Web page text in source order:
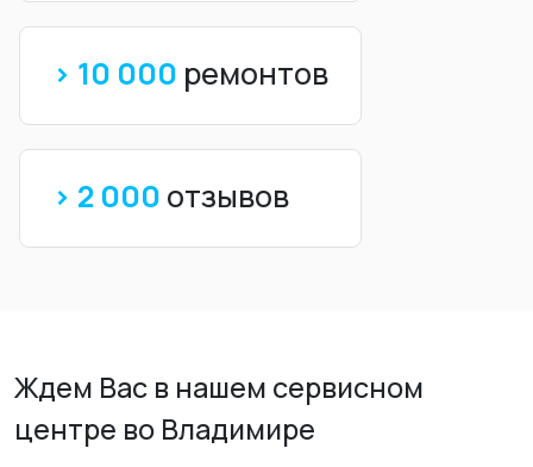
> 10 000 ремонтов
> 2 000 отзывов
Ждем Вас в нашем сервисном
центре во Владимире